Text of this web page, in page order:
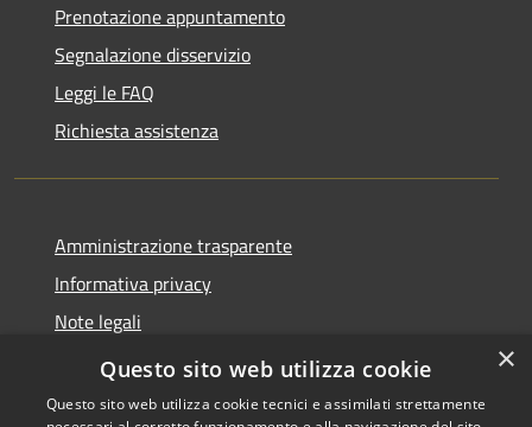
Prenotazione appuntamento
Segnalazione disservizio
Leggi le FAQ
Richiesta assistenza
Amministrazione trasparente
Informativa privacy
Note legali
Dichiarazione di accessibilità
×
Questo sito web utilizza cookie
Questo sito web utilizza cookie tecnici e assimilati strettamente